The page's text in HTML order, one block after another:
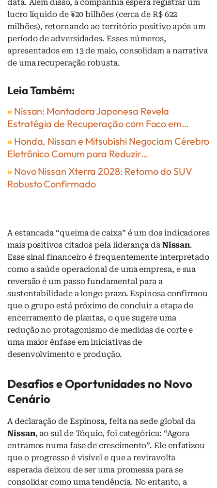
data. Além disso, a companhia espera registrar um
lucro líquido de ¥20 bilhões (cerca de R$ 622
milhões), retornando ao território positivo após um
período de adversidades. Esses números,
apresentados em 13 de maio, consolidam a narrativa
de uma recuperação robusta.
Leia Também:
» Nissan: Montadora Japonesa Revela
Estratégia de Recuperação com Foco em…
» Honda, Nissan e Mitsubishi Negociam Cérebro
Eletrônico Comum para Reduzir…
» Novo Nissan Xterra 2028: Retorno do SUV
Robusto Confirmado
A estancada “queima de caixa” é um dos indicadores
mais positivos citados pela liderança da Nissan.
Esse sinal financeiro é frequentemente interpretado
como a saúde operacional de uma empresa, e sua
reversão é um passo fundamental para a
sustentabilidade a longo prazo. Espinosa confirmou
que o grupo está próximo de concluir a etapa de
encerramento de plantas, o que sugere uma
redução no protagonismo de medidas de corte e
uma maior ênfase em iniciativas de
desenvolvimento e produção.
Desafios e Oportunidades no Novo
Cenário
A declaração de Espinosa, feita na sede global da
Nissan, ao sul de Tóquio, foi categórica: “Agora
entramos numa fase de crescimento”. Ele enfatizou
que o progresso é visível e que a reviravolta
esperada deixou de ser uma promessa para se
consolidar como uma tendência. No entanto, a